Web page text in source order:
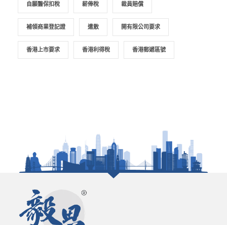
自願醫保扣稅 薪俸稅 裁員賠償
補領商業登記證 遣散 開有限公司要求
香港上市要求 香港利得稅 香港郵遞區號